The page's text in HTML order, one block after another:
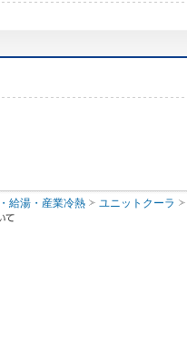
給湯・産業冷熱 ユニットクーラ